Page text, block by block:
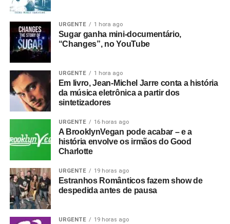
URGENTE 1 hora ago
Sugar ganha mini-documentário,
“Changes”, no YouTube
URGENTE 1 hora ago
Em livro, Jean-Michel Jarre conta a história
da música eletrônica a partir dos
sintetizadores
URGENTE 16 horas ago
A BrooklynVegan pode acabar – e a
história envolve os irmãos do Good
Charlotte
URGENTE 19 horas ago
Estranhos Românticos fazem show de
despedida antes de pausa
URGENTE 19 horas ago